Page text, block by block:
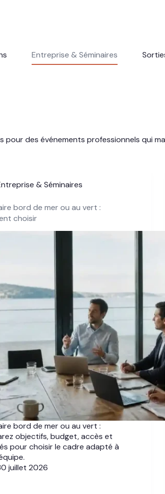
Entreprise & Séminaires
pour des événements professionnels qui
& Séminaires
bord de mer ou au vert :
choisir
bord de mer ou au vert :
objectifs, budget, accès et
pour choisir le cadre adapté à
juillet 2026